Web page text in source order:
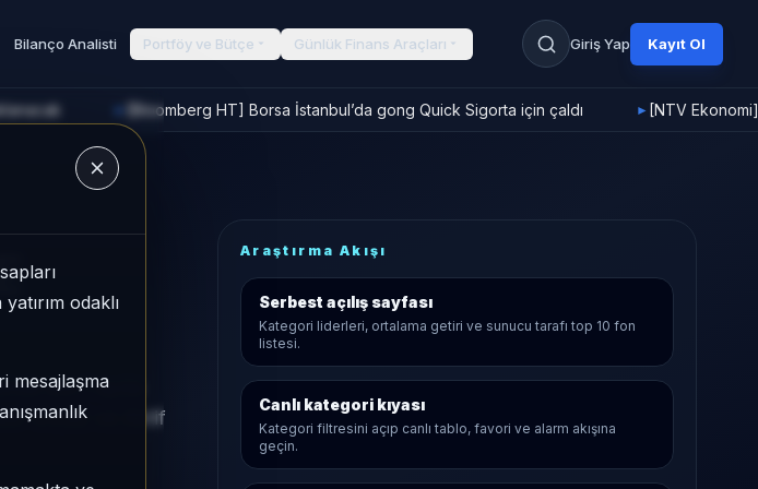
Bilanço Analisti Portföy ve Bütçe Günlük Finans Araçları Giriş Yap Kayıt Ol
odaklı
mesajlaşma
[Bloomberg HT] Borsa İstanbul’da gong Quick Sigorta için çaldı ► [NTV
son 1 ayda
%3,82 ve Aktif
Araştırma Akışı
Serbest açılış sayfası
Kategori liderleri, ortalama getiri ve sunucu tarafı top 10 fon
listesi.
Canlı kategori kıyası
Kategori filtresini açıp canlı tablo, favori ve alarm akışına
geçin.